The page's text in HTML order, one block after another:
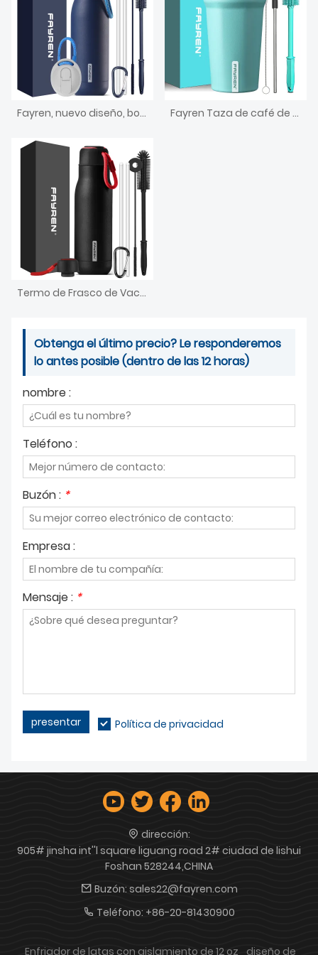
Fayren, nuevo diseño, botella de agua deportiva de acero inoxidable personalizada, frasco de vacío, termos aislados al vacío de boca pequeña con tapa de paja Fayren Taza de café de viaje, tazas de café aisladas con tapa, tazas de café termo de acero inoxidable a prueba de derrames, vaso de vacío de doble pared
Termo de Frasco de Vacío de Acero Inoxidable Fabricantes
Obtenga el último precio? Le responderemos
lo antes posible (dentro de las 12 horas)
nombre :
Teléfono :
Buzón : *
Empresa :
Mensaje : *
presentar Política de privacidad
dirección:
905# jinsha int''l square liguang road 2# ciudad de lishui
Foshan 528244,CHINA
Buzón: sales22@fayren.com
Teléfono: +86-20-81430900
Enfriador de latas con aislamiento de 12 oz diseño de